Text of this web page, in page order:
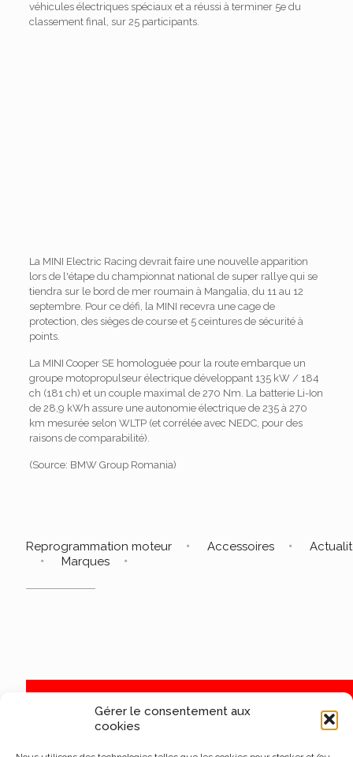
Gérer le consentement aux
cookies
véhicules électriques spéciaux et a réussi à terminer 5e du
classement final, sur 25 participants.
La MINI Electric Racing devrait faire une nouvelle apparition
lors de l'étape du championnat national de super rallye qui se
tiendra sur le bord de mer roumain à Mangalia, du 11 au 12
septembre. Pour ce défi, la MINI recevra une cage de
protection, des sièges de course et 5 ceintures de sécurité à
points.
La MINI Cooper SE homologuée pour la route embarque un
groupe motopropulseur électrique développant 135 kW / 184
ch (181 ch) et un couple maximal de 270 Nm. La batterie Li-Ion
de 28,9 kWh assure une autonomie électrique de 235 à 270
km mesurée selon WLTP (et corrélée avec NEDC, pour des
raisons de comparabilité).
(Source: BMW Group Romania)
Reprogrammation moteur Accessoires
Marques